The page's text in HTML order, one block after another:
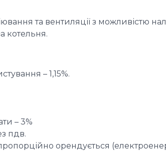
та вентиляції з можливістю
котельня.
– 1,15%.
– 3%
пдв.
орендується